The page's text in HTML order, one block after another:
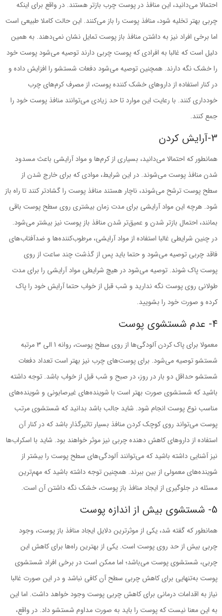
احتمالا ‌می‌دانید، این منافذ در پوست چرب بازتر هستند. در واقع برای اینکه
چربی بهتر تخلیه شود، منافذ پوست را باز ‌می‌کنند. این حالت کاملا طبیعی است
اما برخی افراد نیز به داشتن منافذ باز پوست تمایل نشان نمی‌دهند. به همین
دلیل است که غالبا به افرادی که پوست چربی دارند توصیه ‌می‌شود پوست خود
را خشک نگه دارند. همچنین توصیه ‌می‌شود دفعات شستشو را افزایش داده و
در کنار استفاده از داروهای خشک ‌کننده پوست، از مصرف کرم‌های چرب
خودداری کنند. با رعایت این موارد تا حد زیادی ‌می‌توانند منافذ پوست خود را
جمع کنند.
3-آرایش ‌کردن
همانطور که احتمالا ‌می‌دانید، بسیاری از کرم‌ها و مواد آرایشی باعث مسدود
شدن منافذ پوست ‌می‌شوند. در این شرایط، موادی که برای خارج ‌شدن از
سطح پوست ترشح ‌می‌شوند، ناچار هستند منافذ پوست را گشادتر کنند تا راه باز
شود. هرچه این مواد آرایشی برای مدت ‌زمان بیشتری روی سطح پوست باقی
بمانند، احتمال بازتر شدن و عمیق‌تر شدن منافذ باز پوست نیز بیشتر می‌شود.
در چنین شرایطی غالبا استفاده از مواد آرایشی، مرطوب‌کننده‌ها و ضدآفتاب‌های
فاقد چربی توصیه ‌می‌شود و حتما باید پس از گذشت چند ساعت از روی
پوست پاک شوند. توصیه ‌می‌شود در هیچ شرایطی مواد آرایشی را برای مدت
طولانی روی پوست نگه ندارید و شب قبل از خواب حتما آرایش خود را پاک
کرده و صورت خود را بشویید.
4- عدم شستشوی پوست
معمولا برای پاک‌ کردن آلودگی‌ها از روی سطح پوست، روانه 1 الی 3 مرتبه
شستشو توصیه ‌می‌شود. برای پوست‌های چرب نیز بهتر است تعداد دفعات
شستشو حداقل دو بار در روز، در صبح و شب قبل از خواب باشد. توجه داشته
باشید که شستشوی صورت بهتر است با شوینده‌های غیرصابونی و شوینده‌های
مناسب نوع پوست انجام شود. شاید جالب باشد بدانید که شستشوی مرتب
پوست ‌می‌تواند روی کوچک ‌کردن منافذ بسیار تاثیرگذار باشد که در کنار آن
استفاده از داروهای کاهش‌ دهنده چربی نیز موثر خواهند بود. شاید با اسکراب‌ها
نیز آشنایی داشته باشید که ‌می‌توانند آلودگی‌های سطح پوست را بیشتر از
شوینده‌های معمولی از بین ببرند. همچنین توجه داشته باشید که مهم‌ترین
مسئله در جلوگیری از ایجاد منافذ باز پوست، خشک نگه ‌داشتن آن است.
5- شستشوی بیش ‌از اندازه پوست
همانطور که گفته شد، یکی از موثرترین دلایل ایجاد منافذ باز پوست، وجود
چربی بیش ‌از حد روی پوست است. یکی از بهترین راه‌ها برای کاهش این
چربی، شستشوی پوست ‌می‌باشد؛ اما ممکن است در برخی افراد شستشوی
پوست به‌تنهایی برای کاهش چربی سطح آن کافی نباشد و در این ‌صورت غالبا
نیاز به اقدامات درمانی برای کاهش چربی پوست وجود خواهد داشت. اما این
به این ‌معنا نیست که پوست را باید به‌ صورت مداوم شستشو داد. در واقع،